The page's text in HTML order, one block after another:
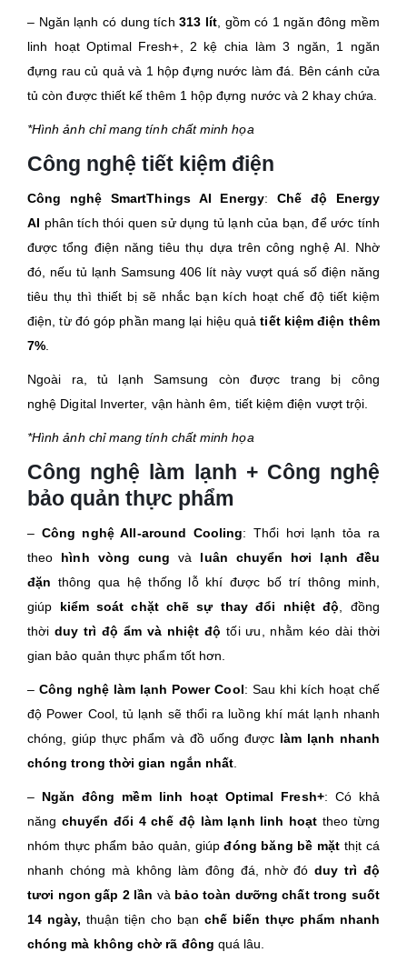
– Ngăn lạnh có dung tích313 lít, gồm có 1 ngăn đông mềm
linh hoạt Optimal Fresh+, 2 kệ chia làm 3 ngăn, 1 ngăn
đựng rau củ quả và 1 hộp đựng nước làm đá. Bên cánh cửa
tủ còn được thiết kế thêm 1 hộp đựng nước và 2 khay chứa.
*Hình ảnh chỉ mang tính chất minh họa
Công nghệ tiết kiệm điện
Công nghệ SmartThings AI Energy: Chế độ Energy
AI phân tích thói quen sử dụng tủ lạnh của bạn, để ước tính
được tổng điện năng tiêu thụ dựa trên công nghệ AI. Nhờ
đó, nếu tủ lạnh Samsung 406 lít này vượt quá số điện năng
tiêu thụ thì thiết bị sẽ nhắc bạn kích hoạt chế độ tiết kiệm
điện, từ đó góp phần mang lại hiệu quảtiết kiệm điện thêm
7%.
Ngoài ra, tủ lạnh Samsung còn được trang bị công
nghệ Digital Inverter, vận hành êm, tiết kiệm điện vượt trội.
*Hình ảnh chỉ mang tính chất minh họa
Công nghệ làm lạnh + Công nghệ
bảo quản thực phẩm
– Công nghệ All-around Cooling: Thổi hơi lạnh tỏa ra
theo hình vòng cung và luân chuyển hơi lạnh đều
đặn thông qua hệ thống lỗ khí được bố trí thông minh,
giúp kiểm soát chặt chẽ sự thay đổi nhiệt độ, đồng
thờiduy trì độ ẩm và nhiệt độ tối ưu, nhằm kéo dài thời
gian bảo quản thực phẩm tốt hơn.
– Công nghệ làm lạnh Power Cool: Sau khi kích hoạt chế
độ Power Cool, tủ lạnh sẽ thổi ra luồng khí mát lạnh nhanh
chóng, giúp thực phẩm và đồ uống được làm lạnh nhanh
chóng trong thời gian ngắn nhất.
– Ngăn đông mềm linh hoạt Optimal Fresh+: Có khả
năng chuyển đổi 4 chế độ làm lạnh linh hoạt theo từng
nhóm thực phẩm bảo quản, giúpđóng băng bề mặt thịt cá
nhanh chóng mà không làm đông đá, nhờ đóduy trì độ
tươi ngon gấp 2 lần và bảo toàn dưỡng chất trong suốt
14 ngày, thuận tiện cho bạn chế biến thực phẩm nhanh
chóng mà không chờ rã đông quá lâu.